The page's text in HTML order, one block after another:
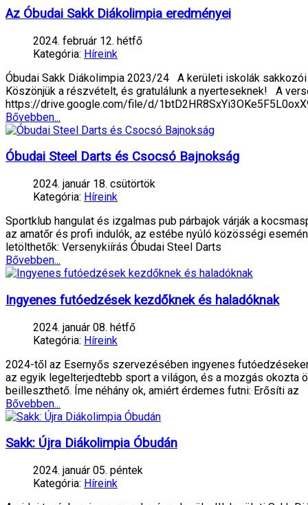
Az Óbudai Sakk Diákolimpia eredményei
2024. február 12. hétfő
Kategória: Híreink
Óbudai Sakk Diákolimpia 2023/24 A kerületi iskolák
Köszönjük a részvételt, és gratulálunk a nyerteseknek! A
https://drive.google.com/file/d/
Bővebben...
Óbudai Steel Darts és Csocsó Bajnokság
2024. január 18. csütörtök
Kategória: Híreink
Sportklub hangulat és izgalmas pub párbajok várják a
az amatőr és profi indulók, az estébe nyúló közösségi
letölthetők: Versenykiírás Óbudai Steel Darts
Bővebben...
Ingyenes futóedzések kezdőknek és haladóknak
2024. január 08. hétfő
Kategória: Híreink
2024-től az Esernyős szervezésében ingyenes
az egyik legelterjedtebb sport a világon, és a mozgás okozta
beilleszthető. Íme néhány ok, amiért érdemes futni: Erősíti az
Bővebben...
Sakk: Újra Diákolimpia Óbudán
2024. január 05. péntek
Kategória: Híreink